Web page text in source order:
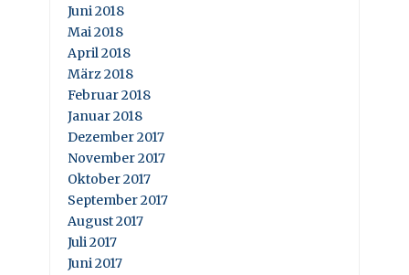
Juni 2018
Mai 2018
April 2018
März 2018
Februar 2018
Januar 2018
Dezember 2017
November 2017
Oktober 2017
September 2017
August 2017
Juli 2017
Juni 2017